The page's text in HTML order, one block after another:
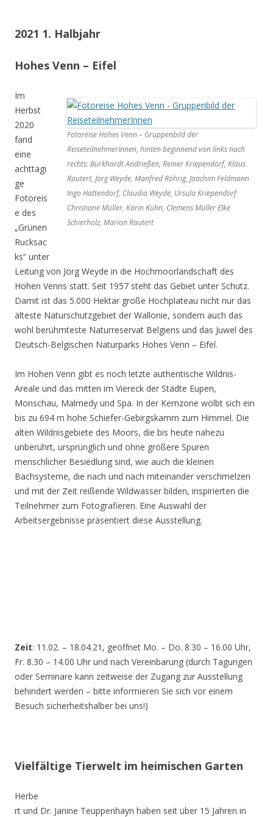
2021 1. Halbjahr
Hohes Venn – Eifel
Fotoreise Hohes Venn – Gruppenbild der
ReiseteilnehmerInnen, hinten beginnend von links nach
rechts: Burkhardt Andrießen, Reiner Kriependorf, Klaus
Rautert, Jörg Weyde, Manfred Röhrig, Joachim Feldmann
Ingo Hattendorf, Claudia Weyde, Ursula Kriependorf
Christiane Müller, Karin Kühn, Clemens Müller Elke
Schierholz, Marion Rautert
Im
Herbst
2020
fand
eine
achttägi
ge
Fotoreis
e des
„Grünen
Rucksac
ks“ unter
Leitung von Jörg Weyde in die Hochmoorlandschaft des
Hohen Venns statt. Seit 1957 steht das Gebiet unter Schutz.
Damit ist das 5.000 Hektar große Hochplateau nicht nur das
älteste Naturschutzgebiet der Wallonie, sondern auch das
wohl berühmteste Naturreservat Belgiens und das Juwel des
Deutsch-Belgischen Naturparks Hohes Venn – Eifel.
Im Hohen Venn gibt es noch letzte authentische Wildnis-
Areale und das mitten im Viereck der Städte Eupen,
Monschau, Malmedy und Spa. In der Kernzone wölbt sich ein
bis zu 694 m hohe Schiefer-Gebirgskamm zum Himmel. Die
alten Wildnisgebiete des Moors, die bis heute nahezu
unberührt, ursprünglich und ohne größere Spuren
menschlicher Besiedlung sind, wie auch die kleinen
Bachsysteme, die nach und nach miteinander verschmelzen
und mit der Zeit reißende Wildwasser bilden, inspirierten die
Teilnehmer zum Fotografieren. Eine Auswahl der
Arbeitsergebnisse präsentiert diese Ausstellung.
Zeit: 11.02. – 18.04.21, geöffnet Mo. – Do. 8.30 – 16.00 Uhr,
Fr. 8.30 – 14.00 Uhr und nach Vereinbarung (durch Tagungen
oder Seminare kann zeitweise der Zugang zur Ausstellung
behindert werden – bitte informieren Sie sich vor einem
Besuch sicherheitshalber bei uns!)
Vielfältige Tierwelt im heimischen Garten
Herbe
rt und Dr. Janine Teuppenhayn haben seit über 15 Jahren in